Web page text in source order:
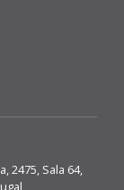
2475, Sala 64,